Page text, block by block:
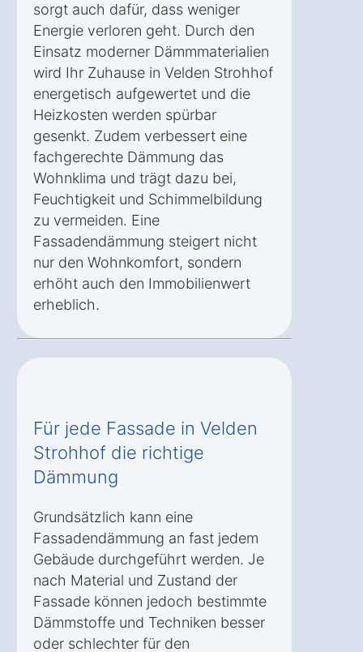
sorgt auch dafür, dass weniger
Energie verloren geht. Durch den
Einsatz moderner Dämmmaterialien
wird Ihr Zuhause in Velden Strohhof
energetisch aufgewertet und die
Heizkosten werden spürbar
gesenkt. Zudem verbessert eine
fachgerechte Dämmung das
Wohnklima und trägt dazu bei,
Feuchtigkeit und Schimmelbildung
zu vermeiden. Eine
Fassadendämmung steigert nicht
nur den Wohnkomfort, sondern
erhöht auch den Immobilienwert
erheblich.
Für jede Fassade in Velden
Strohhof die richtige
Dämmung
Grundsätzlich kann eine
Fassadendämmung an fast jedem
Gebäude durchgeführt werden. Je
nach Material und Zustand der
Fassade können jedoch bestimmte
Dämmstoffe und Techniken besser
oder schlechter für den